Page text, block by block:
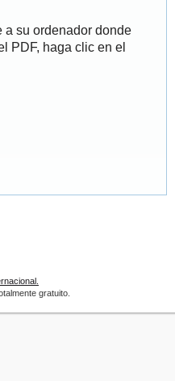
a su ordenador donde
PDF, haga clic en el
gratuito.